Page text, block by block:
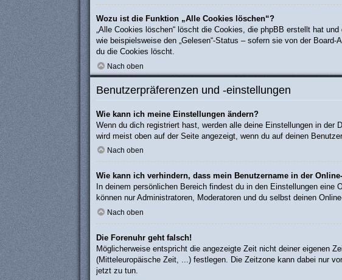
Wozu ist die Funktion „Alle Cookies löschen“?
„Alle Cookies löschen“ löscht die Cookies, die phpBB erstellt hat
wie beispielsweise den „Gelesen“-Status – sofern sie von der
du die Cookies löscht.
Nach oben
Benutzerpräferenzen und -einstellungen
Wie kann ich meine Einstellungen ändern?
Wenn du dich registriert hast, werden alle deine Einstellungen in der
wird meist oben auf der Seite angezeigt, wenn du auf deinen
Nach oben
Wie kann ich verhindern, dass mein Benutzername in der
In deinem persönlichen Bereich findest du in den Einstellungen eine
können nur Administratoren, Moderatoren und du selbst deinen
Nach oben
Die Forenuhr geht falsch!
Möglicherweise entspricht die angezeigte Zeit nicht deiner eigenen
(Mitteleuropäische Zeit, ...) festlegen. Die Zeitzone kann dabei nur
jetzt zu tun.